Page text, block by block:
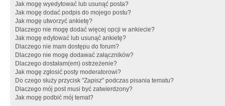
Jak mogę wyedytować lub usunąć posta?
Jak mogę dodać podpis do mojego postu?
Jak mogę utworzyć ankietę?
Dlaczego nie mogę dodać więcej opcji w ankiecie?
Jak mogę edytować lub usunąć ankietę?
Dlaczego nie mam dostępu do forum?
Dlaczego nie mogę dodawać załączników?
Dlaczego dostałam(em) ostrzeżenie?
Jak mogę zgłosić posty moderatorowi?
Do czego służy przycisk "Zapisz" podczas pisania tematu?
Dlaczego mój post musi być zatwierdzony?
Jak mogę podbić mój temat?